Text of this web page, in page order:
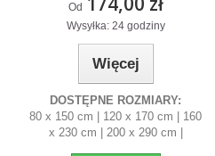
Od
Wysyłka: 24 godziny
Więcej
DOSTĘPNE ROZMIARY:
80 x 150 cm | 120 x 170 cm | 160
x 230 cm | 200 x 290 cm |